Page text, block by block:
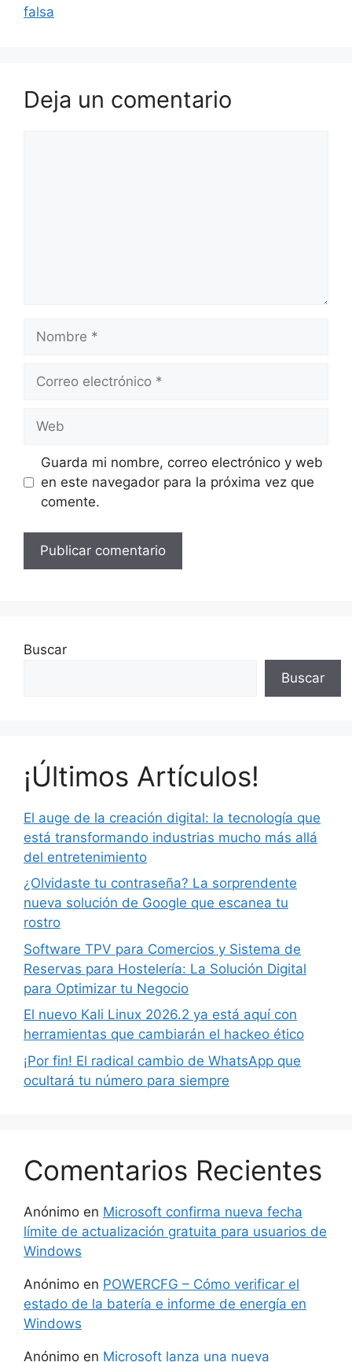
falsa
Deja un comentario
Nombre
Correo
Web
Guarda mi nombre, correo electrónico y web
en este navegador para la próxima vez que
comente.
Buscar
Buscar
¡Últimos Artículos!
El auge de la creación digital: la tecnología que
está transformando industrias mucho más allá
del entretenimiento
¿Olvidaste tu contraseña? La sorprendente
nueva solución de Google que escanea tu
rostro
Software TPV para Comercios y Sistema de
Reservas para Hostelería: La Solución Digital
para Optimizar tu Negocio
El nuevo Kali Linux 2026.2 ya está aquí con
herramientas que cambiarán el hackeo ético
¡Por fin! El radical cambio de WhatsApp que
ocultará tu número para siempre
Comentarios Recientes
Anónimo en Microsoft confirma nueva fecha
límite de actualización gratuita para usuarios de
Windows
Anónimo en POWERCFG – Cómo verificar el
estado de la batería e informe de energía en
Windows
Anónimo en Microsoft lanza una nueva